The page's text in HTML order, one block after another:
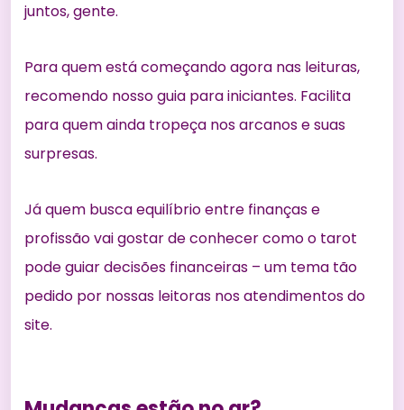
juntos, gente.
Para quem está começando agora nas leituras,
recomendo nossoguia para iniciantes. Facilita
para quem ainda tropeça nos arcanos e suas
surpresas.
Já quem busca equilíbrio entre finanças e
profissão vai gostar de conhecercomo o tarot
pode guiar decisões financeiras – um tema tão
pedido por nossas leitoras nos atendimentos do
site.